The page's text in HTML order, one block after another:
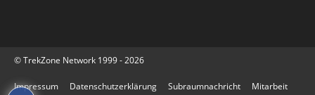
© TrekZone Network 1999 - 2026
Impressum Datenschutzerklärung Subraumnachricht
Mitarbeit